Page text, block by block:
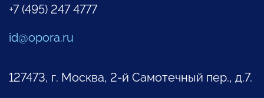
+7 (495) 247 4777
id@opora.ru
127473, г. Москва, 2-й Самотечный пер., д.7.